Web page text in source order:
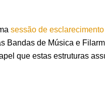
sessão de
Bandas de Música e
que estas estruturas